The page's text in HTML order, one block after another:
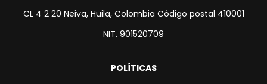
CL 4 2 20 Neiva, Huila, Colombia Código postal 410001
NIT. 901520709
POLÍTICAS